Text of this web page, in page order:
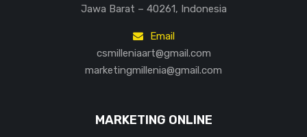
Jawa Barat – 40261, Indonesia
Email
csmilleniaart@gmail.com
marketingmillenia@gmail.com
MARKETING ONLINE